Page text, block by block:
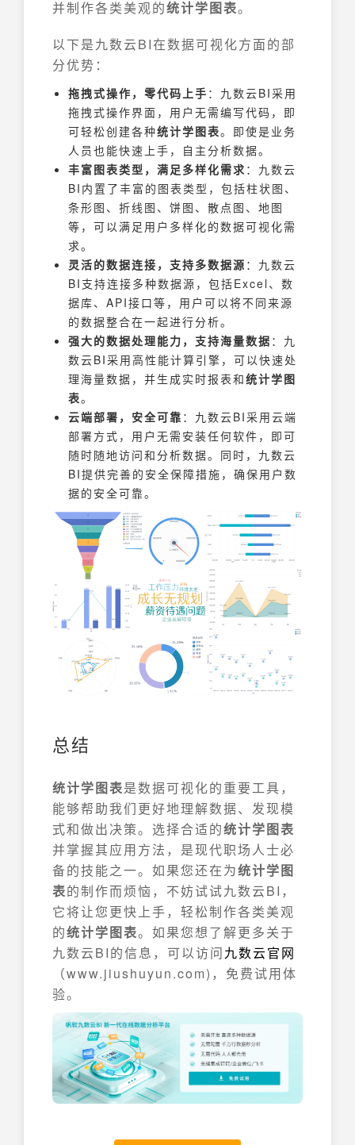
并制作各类美观的统计学图表。
以下是九数云BI在数据可视化方面的部
分优势：
拖拽式操作，零代码上手 ：九数云BI采用
拖拽式操作界面，用户无需编写代码，即
可轻松创建各种统计学图表。即使是业务
人员也能快速上手，自主分析数据。
丰富图表类型，满足多样化需求 ：九数云
BI内置了丰富的图表类型，包括柱状图、
条形图、折线图、饼图、散点图、地图
等，可以满足用户多样化的数据可视化需
求。
灵活的数据连接，支持多数据源 ：九数云
BI支持连接多种数据源，包括Excel、数
据库、API接口等，用户可以将不同来源
的数据整合在一起进行分析。
强大的数据处理能力，支持海量数据 ：九
数云BI采用高性能计算引擎，可以快速处
理海量数据，并生成实时报表和统计学图
表。
云端部署，安全可靠 ：九数云BI采用云端
部署方式，用户无需安装任何软件，即可
随时随地访问和分析数据。同时，九数云
BI提供完善的安全保障措施，确保用户数
据的安全可靠。
总结
统计学图表是数据可视化的重要工具，
能够帮助我们更好地理解数据、发现模
式和做出决策。选择合适的统计学图表
并掌握其应用方法，是现代职场人士必
备的技能之一。如果您还在为统计学图
表的制作而烦恼，不妨试试九数云BI，
它将让您更快上手，轻松制作各类美观
的统计学图表。如果您想了解更多关于
九数云BI的信息，可以访问九数云官网
（www.jiushuyun.com)，免费试用体
验。